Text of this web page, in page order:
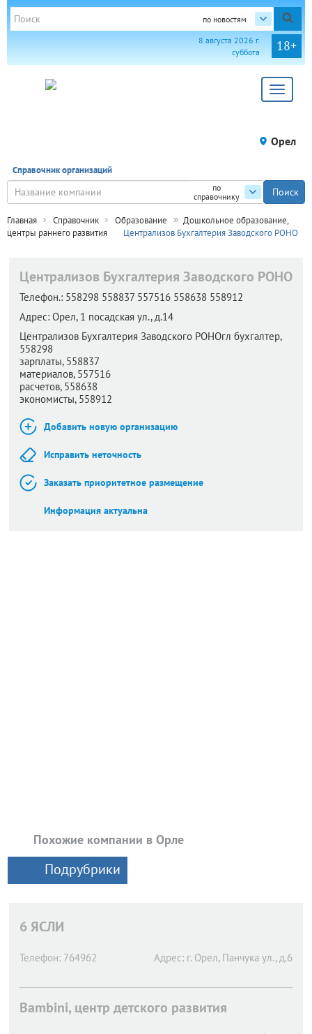
по новостям
18+
8 августа 2026 г.
суббота
Toggle
Орел
Справочник организаций
по
справочнику
Главная Справочник Образование
Дошкольное образование,
центры раннего развития
Централизов Бухгалтерия Заводского РОНО
Централизов Бухгалтерия Заводского РОНО
Телефон.: 558298 558837 557516 558638 558912
Адрес: Орел, 1 посадская ул., д.14
Централизов Бухгалтерия Заводского РОНОгл бухгалтер,
558298
зарплаты, 558837
материалов, 557516
расчетов, 558638
экономисты, 558912
Добавить новую организацию
Исправить неточность
Заказать приоритетное размещение
Информация актуальна
Похожие компании в Орле
Подрубрики
6 ЯСЛИ
Телефон: 764962 Адрес: г. Орел, Панчука ул., д.6
Bambini, центр детского развития